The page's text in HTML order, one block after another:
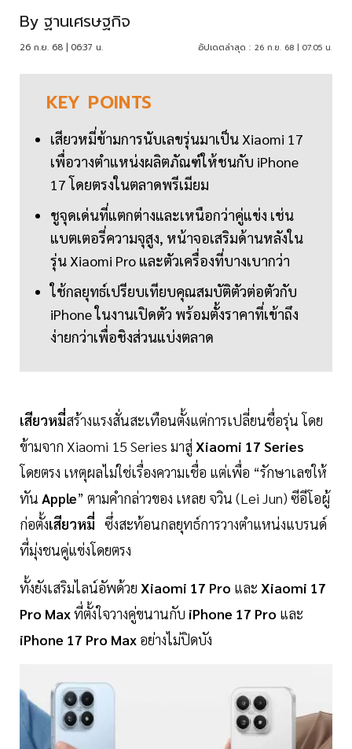
By ฐานเศรษฐกิจ
26 ก.ย. 68 | 06:37 น. อัปเดตล่าสุด : 26 ก.ย. 68 | 07:05 น.
KEY POINTS
เสียวหมี่ข้ามการนับเลขรุ่นมาเป็น Xiaomi 17
เพื่อวางตำแหน่งผลิตภัณฑ์ให้ชนกับ iPhone
17 โดยตรงในตลาดพรีเมียม
ชูจุดเด่นที่แตกต่างและเหนือกว่าคู่แข่ง เช่น
แบตเตอรี่ความจุสูง, หน้าจอเสริมด้านหลังใน
รุ่น Xiaomi Pro และตัวเครื่องที่บางเบากว่า
ใช้กลยุทธ์เปรียบเทียบคุณสมบัติตัวต่อตัวกับ
iPhone ในงานเปิดตัว พร้อมตั้งราคาที่เข้าถึง
ง่ายกว่าเพื่อชิงส่วนแบ่งตลาด
เสียวหมี่สร้างแรงสั่นสะเทือนตั้งแต่การเปลี่ยนชื่อรุ่น โดย
ข้ามจาก Xiaomi 15 Series มาสู่ Xiaomi 17 Series
โดยตรง เหตุผลไม่ใช่เรื่องความเชื่อ แต่เพื่อ “รักษาเลขให้
ทัน Apple” ตามคำกล่าวของ เหลย จวิน (Lei Jun) ซีอีโอผู้
ก่อตั้งเสียวหมี่ ซึ่งสะท้อนกลยุทธ์การวางตำแหน่งแบรนด์
ที่มุ่งชนคู่แข่งโดยตรง
ทั้งยังเสริมไลน์อัพด้วย Xiaomi 17 Pro และ Xiaomi 17
Pro Maxที่ตั้งใจวางคู่ขนานกับ iPhone 17 Pro และ
iPhone 17 Pro Max อย่างไม่ปิดบัง